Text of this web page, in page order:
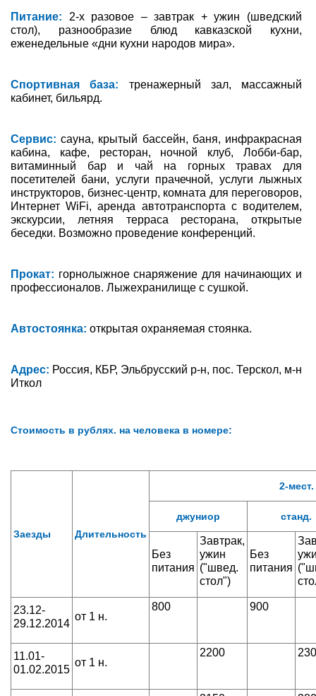
Питание: 2-х разовое – завтрак + ужин (шведский
стол), разнообразие блюд кавказской кухни,
еженедельные «дни кухни народов мира».
Спортивная база: тренажерный зал, массажный
кабинет, бильярд.
Сервис: сауна, крытый бассейн, баня, инфракрасная
кабина, кафе, ресторан, ночной клуб, Лобби-бар,
витаминный бар и чай на горных травах для
посетителей бани, услуги прачечной, услуги лыжных
инструкторов, бизнес-центр, комната для переговоров,
Интернет WiFi, аренда автотранспорта с водителем,
экскурсии, летняя терраса ресторана, открытые
беседки. Возможно проведение конференций.
Прокат: горнолыжное снаряжение для начинающих и
профессионалов. Лыжехранилище с сушкой.
Автостоянка: открытая охраняемая стоянка.
Адрес: Россия, КБР, Эльбрусский р-н, пос. Терскол, м-н
Иткол
Стоимость в рублях. на человека в номере:
Заезды Длительность
2-мест.
джуниор станд.
Без
питания
Завтрак,
ужин
("швед.
стол")
Без
питания
23.12-
29.12.2014
от 1 н.
800 900
11.01-
01.02.2015
от 1 н.
2200